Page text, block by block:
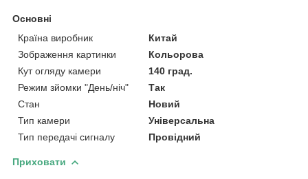
Основні
Країна виробник
Китай
Зображення картинки
Кольорова
Кут огляду камери
140 град.
Режим зйомки "День/ніч"
Так
Стан
Новий
Тип камери
Універсальна
Тип передачі сигналу
Провідний
Приховати